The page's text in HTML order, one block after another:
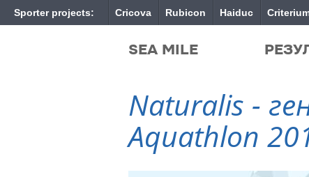
Sporter projects: Cricova Rubicon Haiduc
SEA MILE
Naturalis -
Aquathlon